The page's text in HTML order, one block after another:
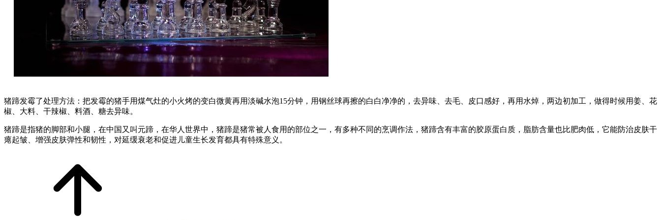
猪蹄发霉了处理方法：把发霉的猪手用煤气灶的小火烤的变白微黄再用淡碱水泡15分钟，用钢丝球再擦的白白净净的，去异味、去毛、皮口感好，再用水焯，两边初加工，做得时候用姜、花
椒、大料、干辣椒、料酒、糖去异味。
猪蹄是指猪的脚部和小腿，在中国又叫元蹄，在华人世界中，猪蹄是猪常被人食用的部位之一，有多种不同的烹调作法，猪蹄含有丰富的胶原蛋白质，脂肪含量也比肥肉低，它能防治皮肤干
瘪起皱、增强皮肤弹性和韧性，对延缓衰老和促进儿童生长发育都具有特殊意义。